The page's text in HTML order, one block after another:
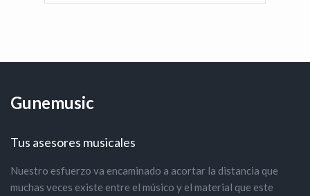
Gunemusic
Tus asesores musicales
Nuestro esfuerzo va encaminado a acortar la distancia que
muchas veces existe entre el músico y el material que este